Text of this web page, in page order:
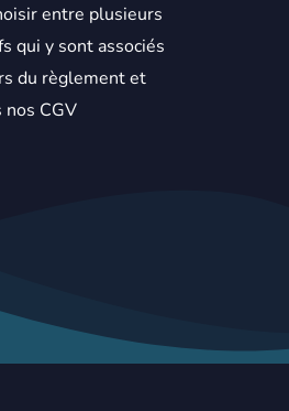
entre plusieurs
qui y sont associés
du règlement et
CGV